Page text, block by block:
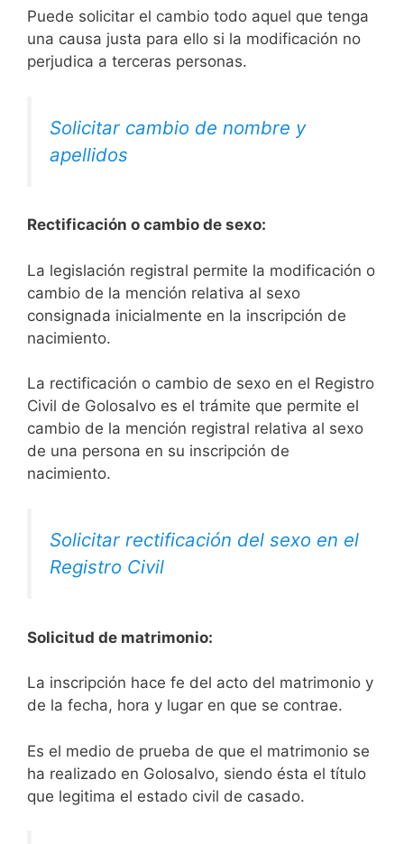
Puede solicitar el cambio todo aquel que tenga
una causa justa para ello si la modificación no
perjudica a terceras personas.
Solicitar cambio de nombre y
apellidos
Rectificación o cambio de sexo:
La legislación registral permite la modificación o
cambio de la mención relativa al sexo
consignada inicialmente en la inscripción de
nacimiento.
La rectificación o cambio de sexo en el Registro
Civil de Golosalvo es el trámite que permite el
cambio de la mención registral relativa al sexo
de una persona en su inscripción de
nacimiento.
Solicitar rectificación del sexo en el
Registro Civil
Solicitud de matrimonio:
La inscripción hace fe del acto del matrimonio y
de la fecha, hora y lugar en que se contrae.
Es el medio de prueba de que el matrimonio se
ha realizado en Golosalvo, siendo ésta el título
que legitima el estado civil de casado.